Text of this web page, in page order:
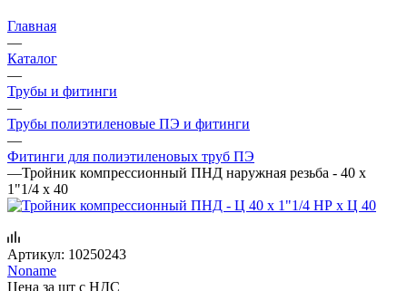
Главная
—
Каталог
—
Трубы и фитинги
—
Трубы полиэтиленовые ПЭ и фитинги
—
Фитинги для полиэтиленовых труб ПЭ
—Тройник компрессионный ПНД наружная резьба - 40 х
1"1/4 х 40
Артикул: 10250243
Noname
Цена за шт с НДС